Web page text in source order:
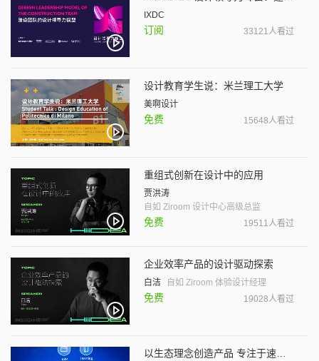
IXDC
订阅 33121人看过
设计教育学生说：米兰理工大学
美啊设计
免费 15648人看过
重组式创新在设计中的应用
贾洪涛
自如 Ziroom 设计中心高级总监
免费 19511人看过
企业效率产品的设计驱动探索
白洁 自如 Ziroom 体验设计经理
免费 19028人看过